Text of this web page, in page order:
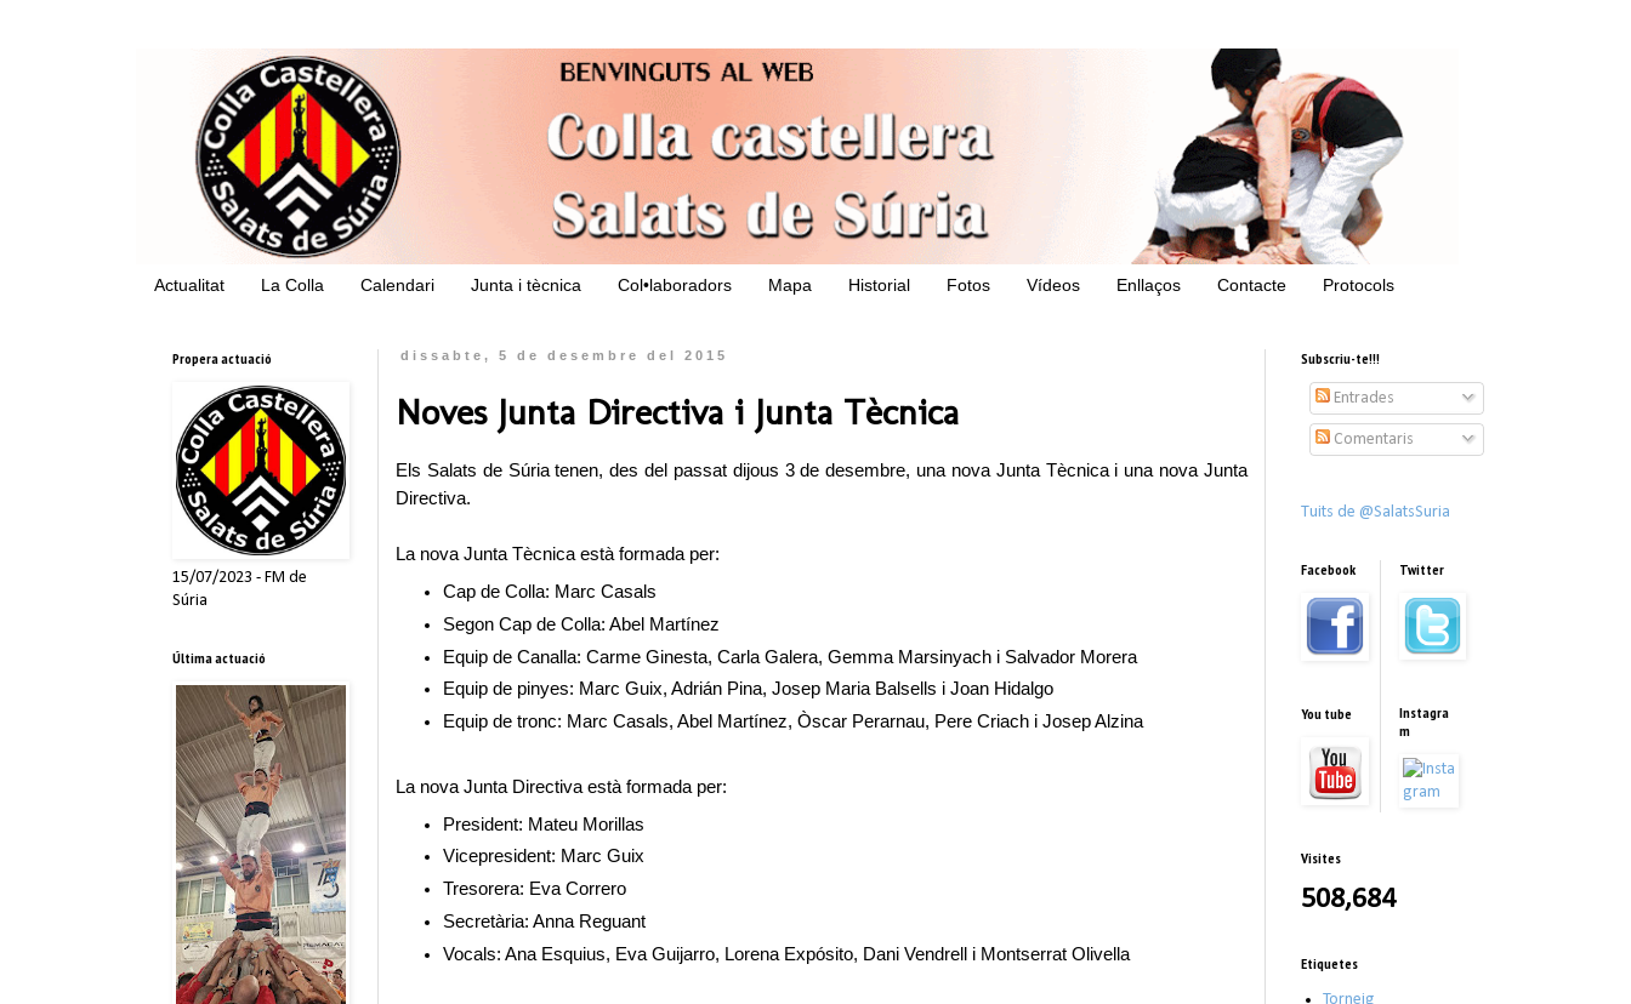
Actualitat La Colla Calendari Junta i tècnica Col•laboradors Mapa Historial Fotos Vídeos Enllaços Contacte Protocols
dissabte, 5 de desembre del 2015
Noves Junta Directiva i Junta Tècnica
Els Salats de Súria tenen, des del passat dijous 3 de desembre, una nova Junta Tècnica i una nova Junta
Directiva.
La nova Junta Tècnica està formada per:
Cap de Colla: Marc Casals
Segon Cap de Colla: Abel Martínez
Equip de Canalla: Carme Ginesta, Carla Galera, Gemma Marsinyach i Salvador Morera
Equip de pinyes: Marc Guix, Adrián Pina, Josep Maria Balsells i Joan Hidalgo
Equip de tronc: Marc Casals, Abel Martínez, Òscar Perarnau, Pere Criach i Josep Alzina
La nova Junta Directiva està formada per:
President: Mateu Morillas
Vicepresident: Marc Guix
Tresorera: Eva Correro
Secretària: Anna Reguant
Vocals: Ana Esquius, Eva Guijarro, Lorena Expósito, Dani Vendrell i Montserrat Olivella
Propera actuació
15/07/2023 - FM de
Súria
Última actuació
Subscriu-te!!!
Entrades
Comentaris
Tuits de @SalatsSuria
Facebook
You tube
Twitter
Instagra
m
Visites
508,684
Etiquetes
Torneig